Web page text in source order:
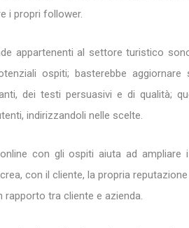
i propri follower.
appartenenti al settore turistico
ospiti; basterebbe
dei testi persuasivi e di qualità;
indirizzandoli nelle scelte.
con gli ospiti aiuta ad
con il cliente, la propria
rapporto tra cliente e azienda.